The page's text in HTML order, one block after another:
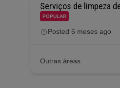
Serviços de limpeza
POPULAR
Posted 5 meses ago
Outras áreas